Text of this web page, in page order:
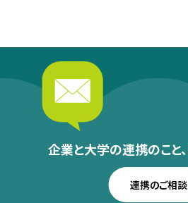
企業と大学の連携のこと、
連携のご相談